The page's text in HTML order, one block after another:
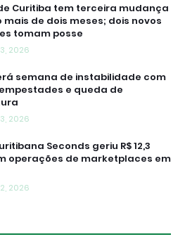
Curitiba tem terceira mudança
mais de dois meses; dois novos
tomam posse
2026
semana de instabilidade com
e queda de
2026
Seconds geriu R$ 12,3
operações de marketplaces em
2026